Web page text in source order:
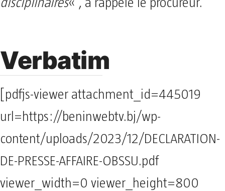
disciplinaires« , a rappelé le procureur.
Verbatim
[pdfjs-viewer attachment_id=445019
url=https://beninwebtv.bj/wp-
content/uploads/2023/12/DECLARATION-
DE-PRESSE-AFFAIRE-OBSSU.pdf
viewer_width=0 viewer_height=800